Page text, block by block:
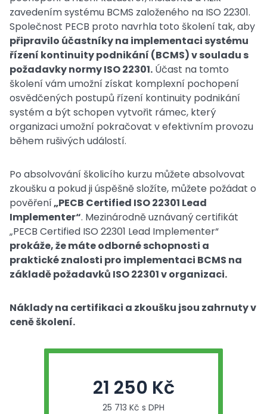
zavedením systému BCMS založeného na ISO 22301.
Společnost PECB proto navrhla toto školení tak, aby
připravilo účastníky na implementaci systému
řízení kontinuity podnikání (BCMS) v souladu s
požadavky normy ISO 22301. Účast na tomto
školení vám umožní získat komplexní pochopení
osvědčených postupů řízení kontinuity podnikání
systém a být schopen vytvořit rámec, který
organizaci umožní pokračovat v efektivním provozu
během rušivých událostí.
Po absolvování školicího kurzu můžete absolvovat
zkoušku a pokud ji úspěšně složíte, můžete požádat o
pověření„PECB Certified ISO 22301 Lead
Implementer“. Mezinárodně uznávaný certifikát
„PECB Certified ISO 22301 Lead Implementer“
prokáže, že máte odborné schopnosti a
praktické znalosti pro implementaci BCMS na
základě požadavků ISO 22301 v organizaci.
Náklady na certifikaci a zkoušku jsou zahrnuty v
ceně školení.
21 250 Kč
25 713 Kč s DPH